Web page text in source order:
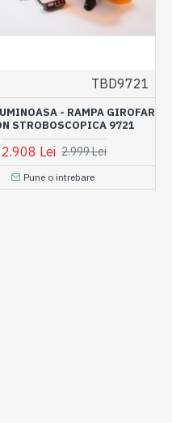
TBD9721
- RAMPA GIROFAR
STROBOSCOPICA 9721
2.908 Lei 2.999 Lei
Pune o intrebare